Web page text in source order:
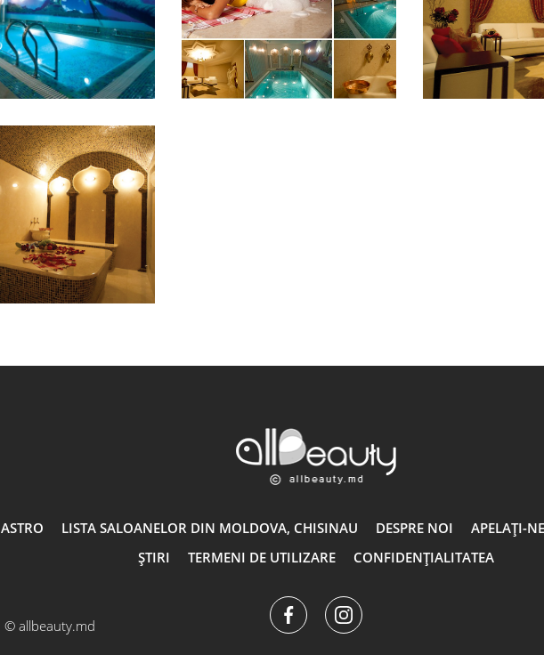
ASTRO LISTA SALOANELOR DIN MOLDOVA, CHISINAU DESPRE NOI
APELAȚI-
ȘTIRI
TERMENI DE UTILIZARE CONFIDENȚIALITATEA
© allbeauty.md